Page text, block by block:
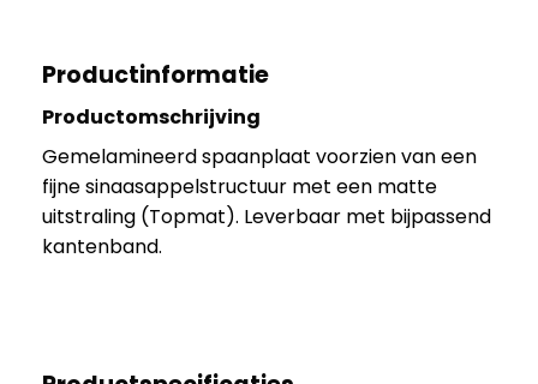
Productinformatie
Productomschrijving
Gemelamineerd spaanplaat voorzien van een
fijne sinaasappelstructuur met een matte
uitstraling (Topmat). Leverbaar met bijpassend
kantenband.